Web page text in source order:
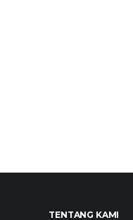
TENTANG KAMI